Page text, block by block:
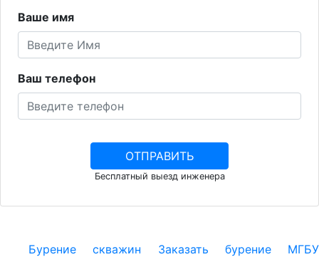
Ваше имя
Ваш телефон
Бесплатный выезд инженера
Бурение скважин
Заказать бурение МГБУ